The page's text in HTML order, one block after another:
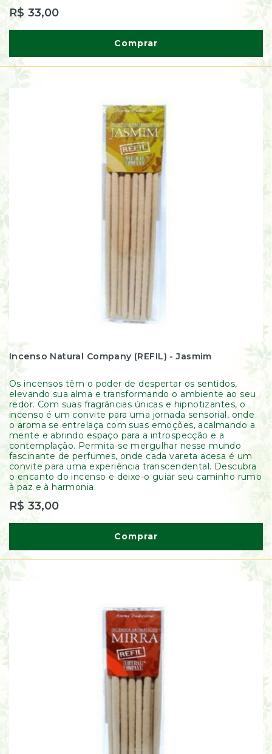
R$ 33,00
Comprar
Incenso Natural Company (REFIL) - Jasmim
Os incensos têm o poder de despertar os sentidos,
elevando sua alma e transformando o ambiente ao seu
redor. Com suas fragrâncias únicas e hipnotizantes, o
incenso é um convite para uma jornada sensorial, onde
o aroma se entrelaça com suas emoções, acalmando a
mente e abrindo espaço para a introspecção e a
contemplação. Permita-se mergulhar nesse mundo
fascinante de perfumes, onde cada vareta acesa é um
convite para uma experiência transcendental. Descubra
o encanto do incenso e deixe-o guiar seu caminho rumo
à paz e à harmonia.
R$ 33,00
Comprar